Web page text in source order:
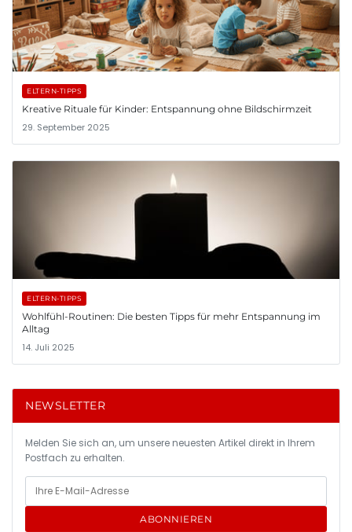
ELTERN-TIPPS
Kreative Rituale für Kinder: Entspannung ohne Bildschirmzeit
29. September 2025
ELTERN-TIPPS
Wohlfühl-Routinen: Die besten Tipps für mehr Entspannung im
Alltag
14. Juli 2025
NEWSLETTER
Melden Sie sich an, um unsere neuesten Artikel direkt in Ihrem
Postfach zu erhalten.
ABONNIEREN